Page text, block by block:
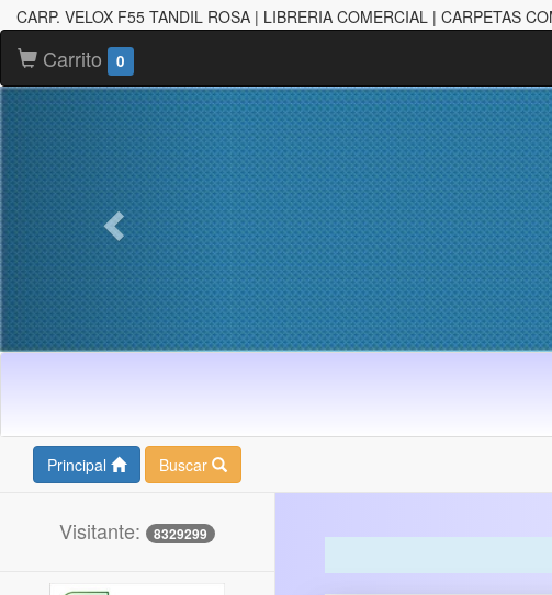
CARP. VELOX F55 TANDIL ROSA | LIBRERIA COMERCIAL | CARPETAS
Carrito 0
Principal Buscar
Visitante: 8329299